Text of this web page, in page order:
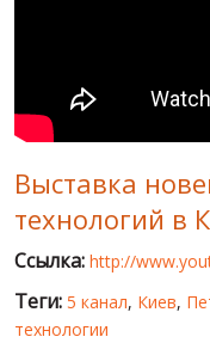
ПУБЛИЧНЫЕ ЛЮДИ
РОССИЙСКО-УКРАИНСКАЯ
WINTER ON FIRE: UKRAINE'S
ХРОНОЛОГИЯ ЄВРОМАЙДАНА
Выставка
технологий в
Ссылка: http://
Теги: 5 канал, Киев,
технологии